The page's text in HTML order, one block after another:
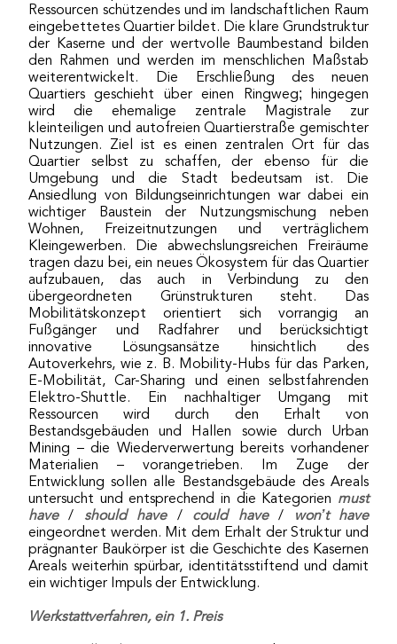
Ressourcen schützendes und im landschaftlichen Raum
eingebettetes Quartier bildet. Die klare Grundstruktur
der Kaserne und der wertvolle Baumbestand bilden
den Rahmen und werden im menschlichen Maßstab
weiterentwickelt. Die Erschließung des neuen
Quartiers geschieht über einen Ringweg; hingegen
wird die ehemalige zentrale Magistrale zur
kleinteiligen und autofreien Quartierstraße gemischter
Nutzungen. Ziel ist es einen zentralen Ort für das
Quartier selbst zu schaffen, der ebenso für die
Umgebung und die Stadt bedeutsam ist. Die
Ansiedlung von Bildungseinrichtungen war dabei ein
wichtiger Baustein der Nutzungsmischung neben
Wohnen, Freizeitnutzungen und verträglichem
Kleingewerben. Die abwechslungsreichen Freiräume
tragen dazu bei, ein neues Ökosystem für das Quartier
aufzubauen, das auch in Verbindung zu den
übergeordneten Grünstrukturen steht. Das
Mobilitätskonzept orientiert sich vorrangig an
Fußgänger und Radfahrer und berücksichtigt
innovative Lösungsansätze hinsichtlich des
Autoverkehrs, wie z. B. Mobility-Hubs für das Parken,
E-Mobilität, Car-Sharing und einen selbstfahrenden
Elektro-Shuttle. Ein nachhaltiger Umgang mit
Ressourcen wird durch den Erhalt von
Bestandsgebäuden und Hallen sowie durch Urban
Mining – die Wiederverwertung bereits vorhandener
Materialien – vorangetrieben. Im Zuge der
Entwicklung sollen alle Bestandsgebäude des Areals
untersucht und entsprechend in die Kategorien must
have/ should have/ could have/
won’t have
eingeordnet werden. Mit dem Erhalt der Struktur und
prägnanter Baukörper ist die Geschichte des Kasernen
Areals weiterhin spürbar, identitätsstiftend und damit
ein wichtiger Impuls der Entwicklung.
Werkstattverfahren, ein 1. Preis